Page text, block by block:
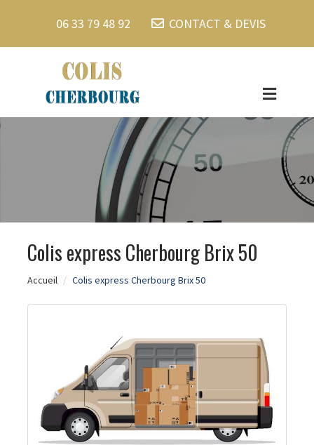
06 33 79 48 92 CONTACT & DEVIS
Colis express Cherbourg Brix 50
Accueil Colis express Cherbourg Brix 50